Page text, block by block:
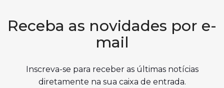
Receba as novidades por e-
mail
Inscreva-se para receber as últimas notícias
diretamente na sua caixa de entrada.